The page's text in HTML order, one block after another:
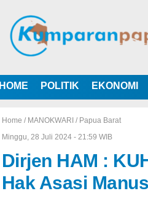
HOME POLITIK EKONOMI
Home / MANOKWARI / Papua Barat
Minggu, 28 Juli 2024 - 21:59 WIB
Dirjen HAM :
Hak Asasi